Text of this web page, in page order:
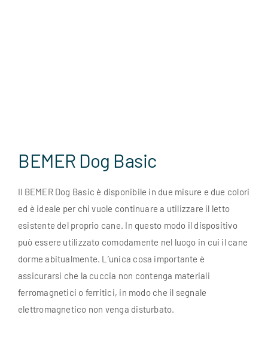
BEMER Dog Basic
Il BEMER Dog Basic è disponibile in due misure e due colori
ed è ideale per chi vuole continuare a utilizzare il letto
esistente del proprio cane. In questo modo il dispositivo
può essere utilizzato comodamente nel luogo in cui il cane
dorme abitualmente. L’unica cosa importante è
assicurarsi che la cuccia non contenga materiali
ferromagnetici o ferritici, in modo che il segnale
elettromagnetico non venga disturbato.